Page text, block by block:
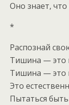
Оно знает, что
*
Распознай
Тишина — это
Тишина — это
Это
Пытаться